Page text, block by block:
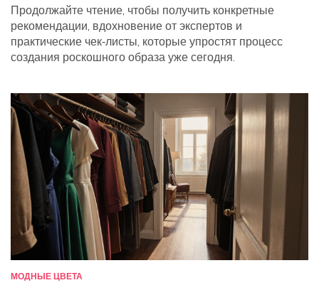
Продолжайте чтение, чтобы получить конкретные
рекомендации, вдохновение от экспертов и
практические чек‑листы, которые упростят процесс
создания роскошного образа уже сегодня.
МОДНЫЕ ЦВЕТА